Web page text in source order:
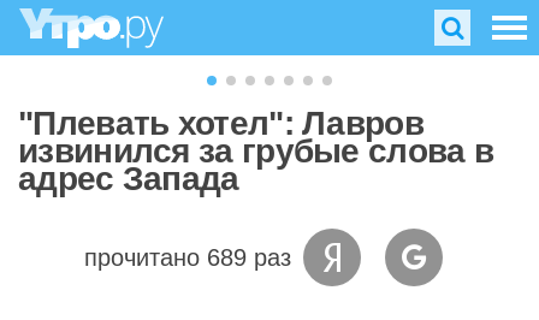
"Плевать хотел": Лавров
извинился за грубые слова в
адрес Запада
прочитано 689 раз